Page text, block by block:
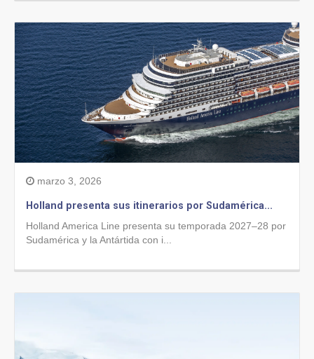
marzo 3, 2026
Holland presenta sus itinerarios por Sudamérica...
Holland America Line presenta su temporada 2027–28 por
Sudamérica y la Antártida con i...